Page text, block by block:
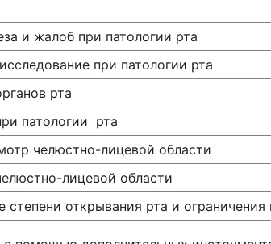
и жалоб при патологии рта
при патологии рта
рта
патологии рта
челюстно-лицевой области
лицевой области
степени открывания рта и